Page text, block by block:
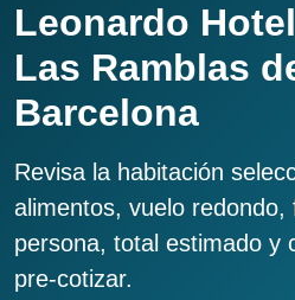
Leonardo
Las Ramblas
Barcelona
Revisa la habitación
alimentos, vuelo
persona, total estimado y
pre-cotizar.